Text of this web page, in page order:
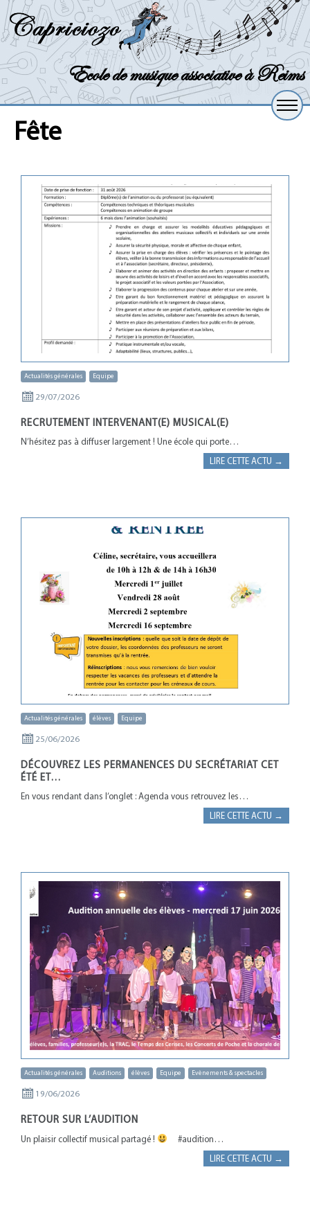
Ecole de musique associative à Reims
fête
Actualités générales Equipe
29/07/2026
RECRUTEMENT INTERVENANT(E) MUSICAL(E)
N’hésitez pas à diffuser largement ! Une école qui porte…
LIRE CETTE ACTU →
Actualités générales élèves Equipe
25/06/2026
DÉCOUVREZ LES PERMANENCES DU SECRÉTARIAT CET
ÉTÉ ET…
En vous rendant dans l’onglet : Agenda vous retrouvez les…
LIRE CETTE ACTU →
Actualités générales Auditions élèves Equipe Evènements & spectacles
19/06/2026
RETOUR SUR L’AUDITION
Un plaisir collectif musical partagé ! #audition…
LIRE CETTE ACTU →